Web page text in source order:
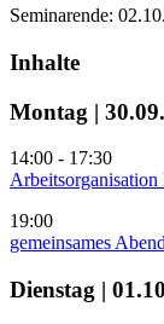
Seminarende:
Inhalte
Montag |
14:00 - 17:30
19:00
gemeinsames
Dienstag |